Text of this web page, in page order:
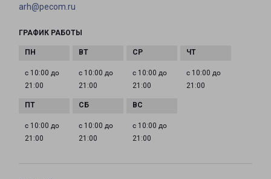
arh@pecom.ru
ГРАФИК РАБОТЫ
с 10:00 до
21:00
с 10:00 до
21:00
с 10:00 до
21:00
с 10:00 до
21:00
с 10:00 до
21:00
с 10:00 до
21:00
с 10:00 до
21:00